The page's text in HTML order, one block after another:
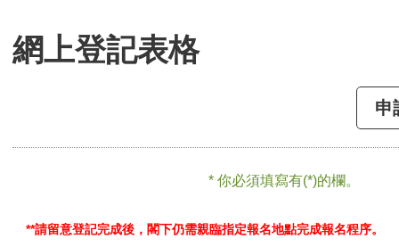
網上登記表格
申
* 你必須填寫有(*)的欄。
**請留意登記完成後，閣下仍需親臨指定報名地點完成報名程序。